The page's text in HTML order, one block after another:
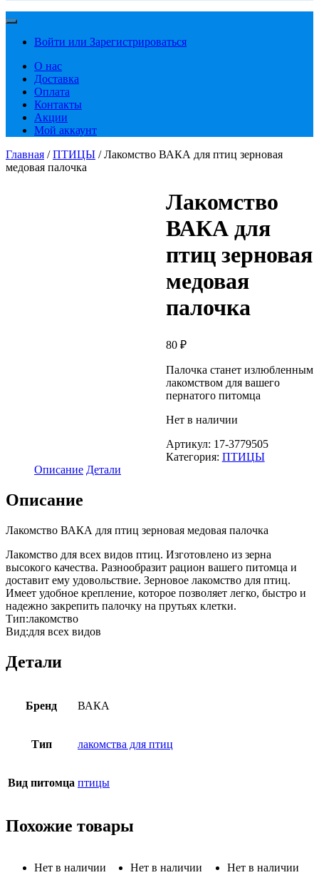
Войти или Зарегистрироваться
О нас
Доставка
Оплата
Контакты
Акции
Мой аккаунт
Главная /ПТИЦЫ / Лакомство ВАКА для птиц зерновая
медовая палочка
Лакомство
ВАКА для
птиц зерновая
медовая
палочка
80 ₽
Палочка станет излюбленным
лакомством для вашего
пернатого питомца
Нет в наличии
Артикул: 17-3779505
Категория: ПТИЦЫ
Описание Детали
Описание
Лакомство ВАКА для птиц зерновая медовая палочка
Лакомство для всех видов птиц. Изготовлено из зерна
высокого качества. Разнообразит рацион вашего питомца и
доставит ему удовольствие. Зерновое лакомство для птиц.
Имеет удобное крепление, которое позволяет легко, быстро и
надежно закрепить палочку на прутьях клетки.
Тип:лакомство
Вид:для всех видов
Детали
Бренд ВАКА
Тип лакомства для птиц
Вид питомца птицы
Похожие товары
Нет в наличии Нет в наличии Нет в наличии